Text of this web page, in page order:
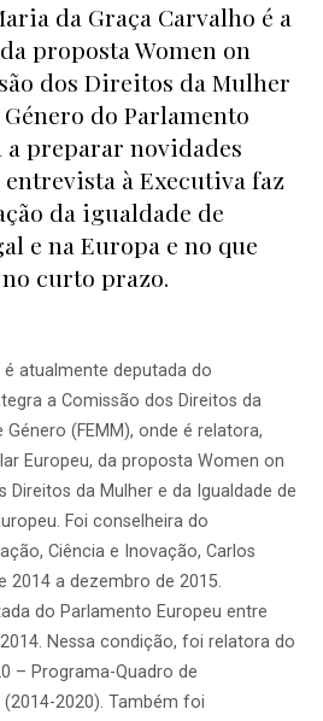
da Graça Carvalho é a
proposta Women on
dos Direitos da Mulher
do Parlamento
a preparar novidades
à Executiva faz
da igualdade de
e na Europa e no que
curto prazo.
é atualmente deputada do
a Comissão dos Direitos da
Género (FEMM), onde é relatora,
Europeu, da proposta Women on
Direitos da Mulher e da Igualdade de
Foi conselheira do
Ciência e Inovação, Carlos
2014 a dezembro de 2015.
do Parlamento Europeu entre
Nessa condição, foi relatora do
– Programa-Quadro de
2020). Também foi